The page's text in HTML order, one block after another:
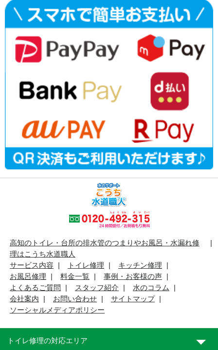
高知のトイレ・台所の排水管のつまりやお風呂・水漏れ修
理はこうち水道職人
サービス内容
トイレ修理
キッチン修理
お風呂修理
料金一覧
事例・お客様の声
よくあるご質問
スタッフ紹介
水のコラム
会社案内
お問い合わせ
サイトマップ
ソーシャルメディアポリシー
トイレ修理の対応エリア